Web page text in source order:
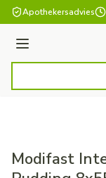
Ga naar de inhoud
Apothekersadvies
Menu
Modifast